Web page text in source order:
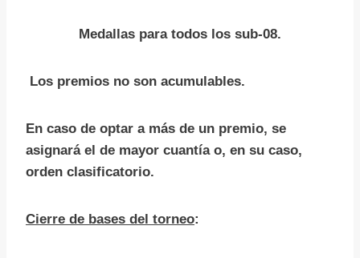
Medallas para todos los sub-08.
Los premios no son acumulables.
En caso de optar a más de un premio, se
asignará el de mayor cuantía o, en su caso,
orden clasificatorio.
Cierre de bases del torneo: